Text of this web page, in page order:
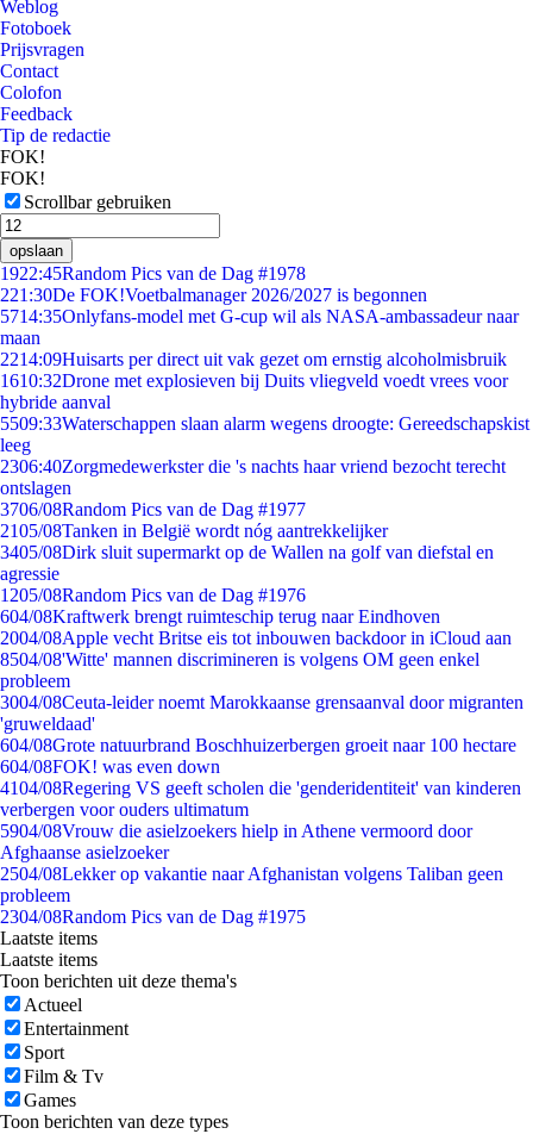
Weblog
Fotoboek
Prijsvragen
Contact
Colofon
Feedback
Tip de redactie
FOK!
FOK!
Scrollbar gebruiken
opslaan
1922:45Random Pics van de Dag #1978
221:30De FOK!Voetbalmanager 2026/2027 is begonnen
5714:35Onlyfans-model met G-cup wil als NASA-ambassadeur naar
maan
2214:09Huisarts per direct uit vak gezet om ernstig alcoholmisbruik
1610:32Drone met explosieven bij Duits vliegveld voedt vrees voor
hybride aanval
5509:33Waterschappen slaan alarm wegens droogte: Gereedschapskist
leeg
2306:40Zorgmedewerkster die 's nachts haar vriend bezocht terecht
ontslagen
3706/08Random Pics van de Dag #1977
2105/08Tanken in België wordt nóg aantrekkelijker
3405/08Dirk sluit supermarkt op de Wallen na golf van diefstal en
agressie
1205/08Random Pics van de Dag #1976
604/08Kraftwerk brengt ruimteschip terug naar Eindhoven
2004/08Apple vecht Britse eis tot inbouwen backdoor in iCloud aan
8504/08'Witte' mannen discrimineren is volgens OM geen enkel
probleem
3004/08Ceuta-leider noemt Marokkaanse grensaanval door migranten
'gruweldaad'
604/08Grote natuurbrand Boschhuizerbergen groeit naar 100 hectare
604/08FOK! was even down
4104/08Regering VS geeft scholen die 'genderidentiteit' van kinderen
verbergen voor ouders ultimatum
5904/08Vrouw die asielzoekers hielp in Athene vermoord door
Afghaanse asielzoeker
2504/08Lekker op vakantie naar Afghanistan volgens Taliban geen
probleem
2304/08Random Pics van de Dag #1975
Laatste items
Laatste items
Toon berichten uit deze thema's
Actueel
Entertainment
Sport
Film & Tv
Games
Toon berichten van deze types